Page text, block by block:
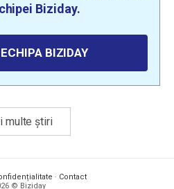
Biziday.
BIZIDAY
multe știri
· Contact
© Biziday